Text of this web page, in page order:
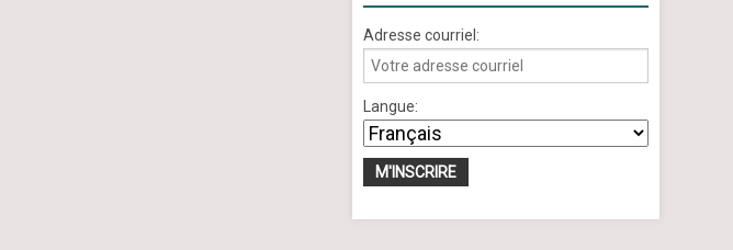
Adresse courriel:
Langue: